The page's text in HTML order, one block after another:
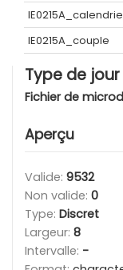
IE0215A_couple
Type de
Fichier de
Aperçu
Valide: 9532
Non valide: 0
Type: Discret
Largeur: 8
Intervalle: -